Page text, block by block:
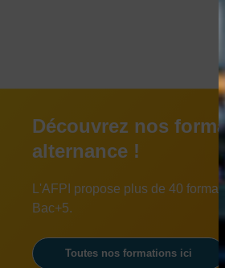
Découvrez nos
alternance !
L'AFPI propose plus de 40
Bac+5.
Toutes nos formations ici